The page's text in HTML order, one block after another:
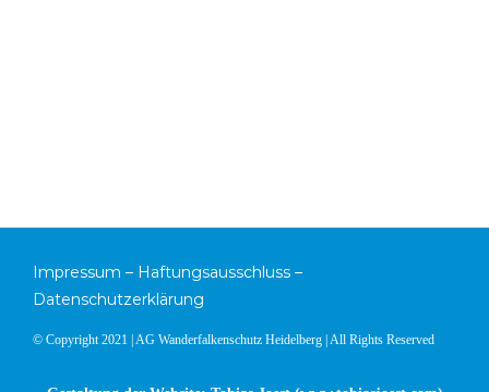
Impressum – Haftungsausschluss –
Datenschutzerklärung
© Copyright 2021 | AG Wanderfalkenschutz Heidelberg | All Rights Reserved